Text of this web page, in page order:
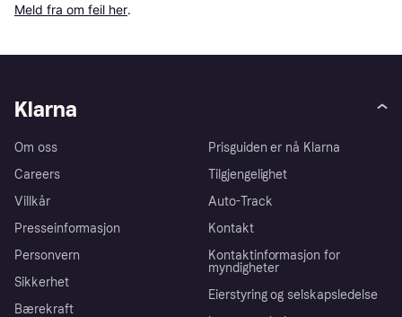
Meld fra om feil her.
Klarna
Om oss
Careers
Villkår
Presseinformasjon
Personvern
Sikkerhet
Bærekraft
Prisguiden er nå Klarna
Tilgjengelighet
Auto-Track
Kontakt
Kontaktinformasjon for
myndigheter
Eierstyring og selskapsledelse